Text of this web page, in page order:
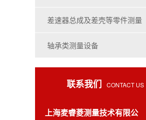
差速器总成及差壳等零件测量
轴承类测量设备
联系我们 CONTACT US
上海麦睿菱测量技术有限公